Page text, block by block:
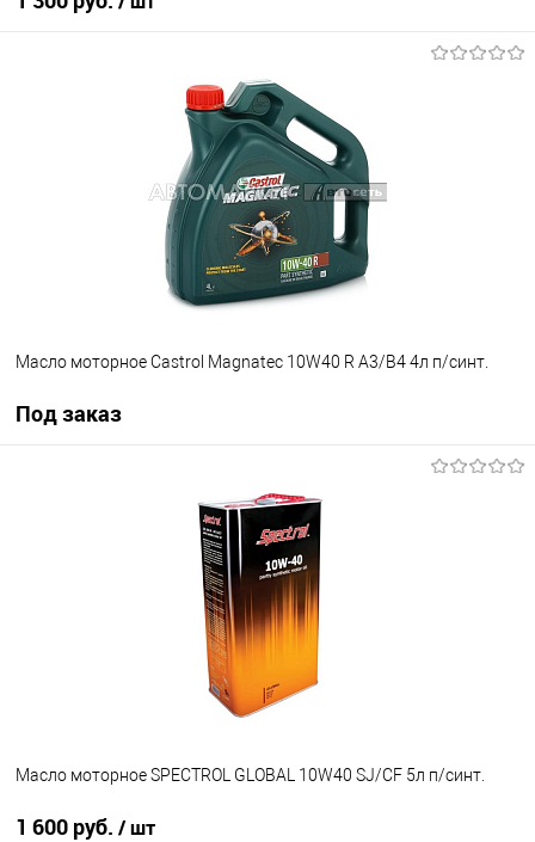
В наличии
Масло моторное Castrol Magnatec 10W40 R A3/B4 4л п/синт.
Под заказ
Масло моторное SPECTROL GLOBAL 10W40 SJ/CF 5л п/синт.
1 600 руб. / шт